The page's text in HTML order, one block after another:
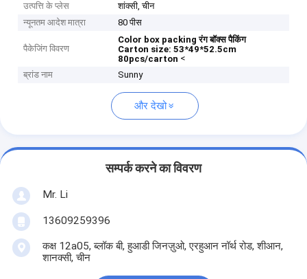
उत्पत्ति के प्लेस
शांक्सी, चीन
न्यूनतम आदेश मात्रा
80 पीस
पैकेजिंग विवरण
Color box packing रंग बॉक्स पैकिंग
Carton size: 53*49*52.5cm
80pcs/carton <
ब्रांड नाम
Sunny
और देखो
सम्पर्क करने का विवरण
Mr. Li
13609259396
कक्ष 12a05, ब्लॉक बी, हुआडी जिनज़ुओ, एरहुआन नॉर्थ रोड, शीआन,
शानक्सी, चीन